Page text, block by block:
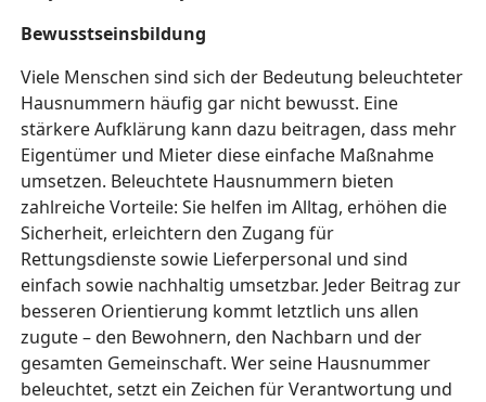
Bewusstseinsbildung
Viele Menschen sind sich der Bedeutung beleuchteter
Hausnummern häufig gar nicht bewusst. Eine
stärkere Aufklärung kann dazu beitragen, dass mehr
Eigentümer und Mieter diese einfache Maßnahme
umsetzen. Beleuchtete Hausnummern bieten
zahlreiche Vorteile: Sie helfen im Alltag, erhöhen die
Sicherheit, erleichtern den Zugang für
Rettungsdienste sowie Lieferpersonal und sind
einfach sowie nachhaltig umsetzbar. Jeder Beitrag zur
besseren Orientierung kommt letztlich uns allen
zugute – den Bewohnern, den Nachbarn und der
gesamten Gemeinschaft. Wer seine Hausnummer
beleuchtet, setzt ein Zeichen für Verantwortung und